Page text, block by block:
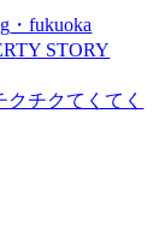
・fukuoka
STORY
クチクてくてく